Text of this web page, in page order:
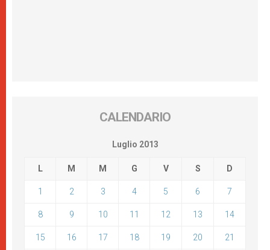
CALENDARIO
Luglio 2013
L M M G V S D
1 2 3 4 5 6 7
8 9 10 11 12 13 14
15 16 17 18 19 20 21